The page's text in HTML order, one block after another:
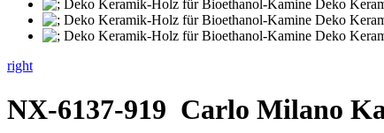
right
NX-6137-919 Carlo Milano